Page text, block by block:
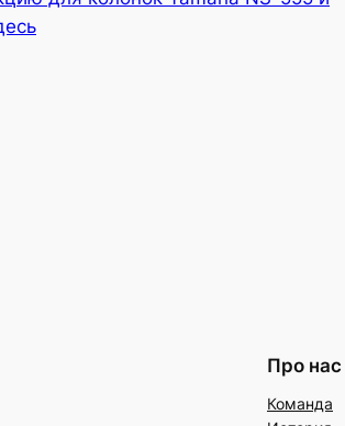
Про нас
Команда